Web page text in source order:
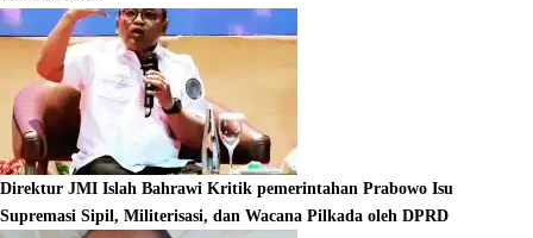
Direktur JMI Islah Bahrawi Kritik pemerintahan Prabowo Isu
Supremasi Sipil, Militerisasi, dan Wacana Pilkada oleh DPRD